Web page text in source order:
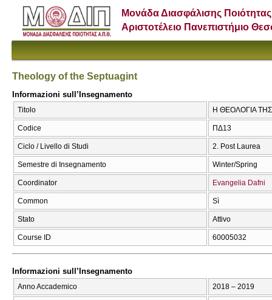
Μονάδα Διασφάλισης Ποιότητας
Αριστοτέλειο Πανεπιστήμιο
Theology of the Septuagint
Informazioni sull’Insegnamento
Titolo Η ΘΕΟΛΟΓΙΑ
Codice ΠΔ13
Ciclo / Livello di Studi 2. Post Laurea
Semestre di Insegnamento Winter/Spring
Coordinator Evangelia Dafni
Common Sì
Stato Attivo
Course ID 60005032
Informazioni sull’Insegnamento
Anno Accademico 2018 – 2019